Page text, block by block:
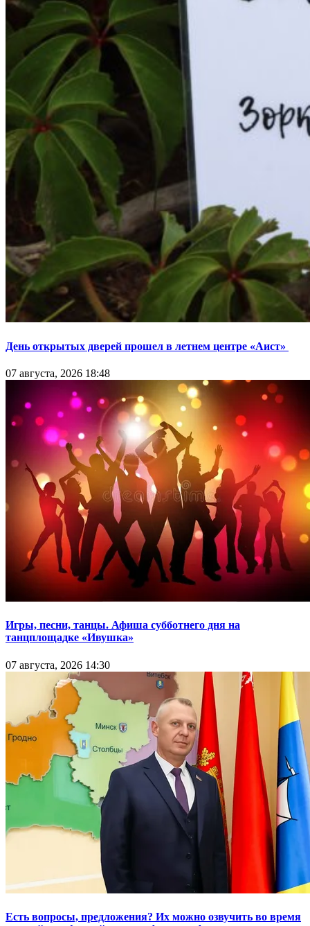
День открытых дверей прошел в летнем центре «Аист»
07 августа, 2026 18:48
Игры, песни, танцы. Афиша субботнего дня на
танцплощадке «Ивушка»
07 августа, 2026 14:30
Есть вопросы, предложения? Их можно озвучить во время